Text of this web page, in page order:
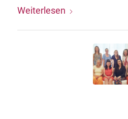
Weiterlesen